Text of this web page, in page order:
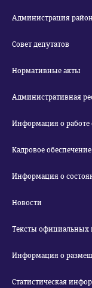
Администрация
Совет депутатов
Нормативные акты
Административная
Информация о
Кадровое обеспечение
Информация о
Новости
Тексты официальных
Информация о
Статистическая